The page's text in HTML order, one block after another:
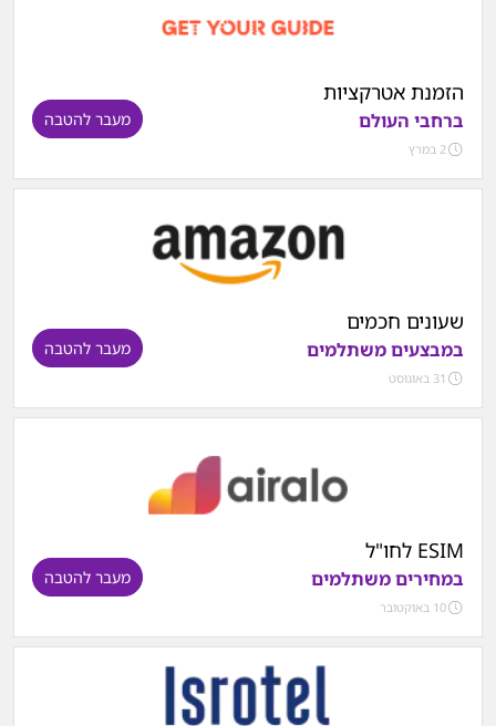
הזמנת אטרקציות
ברחבי העולם
2 במרץ
מעבר להטבה
שעונים חכמים
במבצעים משתלמים
31 באוגוסט
מעבר להטבה
ESIM לחו"ל
במחירים משתלמים
10 באוקטובר
מעבר להטבה